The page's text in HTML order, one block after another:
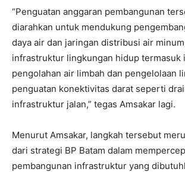
“Penguatan anggaran pembangunan
diarahkan untuk mendukung
daya air dan jaringan distribusi air
infrastruktur lingkungan hidup termasuk
pengolahan air limbah dan pengelolaan
penguatan konektivitas darat seperti
infrastruktur jalan,” tegas Amsakar lagi.
Menurut Amsakar, langkah tersebut
dari strategi BP Batam dalam
pembangunan infrastruktur yang